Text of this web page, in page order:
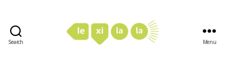
Search Menu